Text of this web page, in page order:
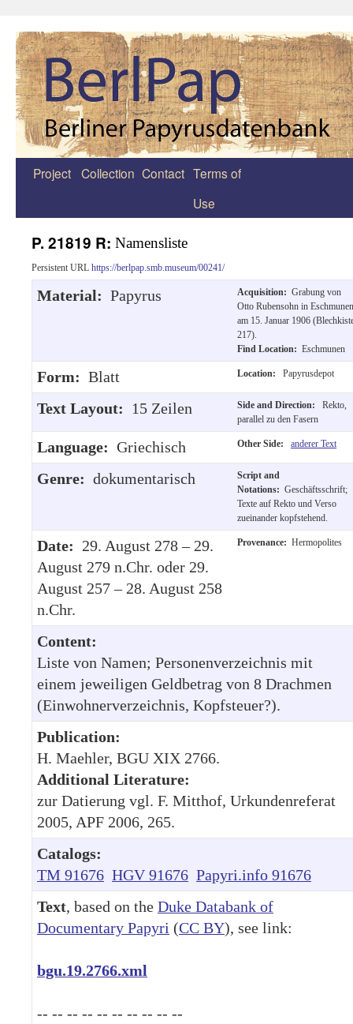
Zum
Project Collection Contact Terms of
Use
P. 21819 R: Namensliste
Persistent URL https://berlpap.smb.museum/00241/
Material: Papyrus Acquisition: Grabung von
Otto Rubensohn in Eschmunen
am 15. Januar 1906
217).
Find Location: Eschmunen
Form: Blatt Location: Papyrusdepot
Text Layout: 15 Zeilen Side and Direction:
Rekto,
parallel zu den Fasern
Language: Griechisch Other Side: anderer Text
Genre: dokumentarisch
Script and
Notations: Geschäftsschrift;
Texte auf Rekto und Verso
zueinander kopfstehend.
Date: 29. August 278 – 29.
August 279 n.Chr. oder 29.
August 257 – 28. August 258
n.Chr.
Provenance: Hermopolites
Content:
Liste von Namen; Personenverzeichnis mit
einem jeweiligen Geldbetrag von 8 Drachmen
(Einwohnerverzeichnis, Kopfsteuer?).
Publication:
H. Maehler, BGU XIX 2766.
Additional Literature:
zur Datierung vgl. F. Mitthof, Urkundenreferat
2005, APF 2006, 265.
Catalogs:
TM 91676 HGV 91676 Papyri.info 91676
Text, based on the Duke Databank of
Documentary Papyri (CC BY), see link:
bgu.19.2766.xml
-- -- -- -- -- -- -- -- -- --